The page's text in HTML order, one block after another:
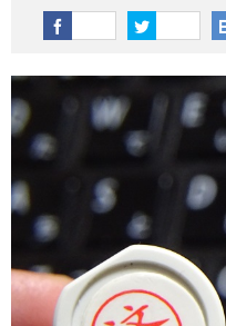
その他英語関連
旅行関連あれこれ